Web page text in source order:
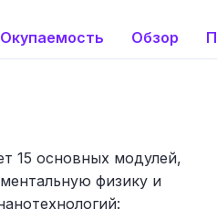
Окупаемость Обзор
15 основных модулей,
физику и